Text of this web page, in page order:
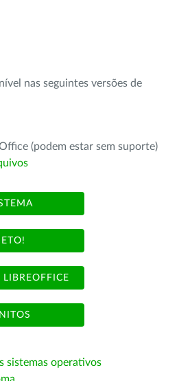
nas seguintes versões de
(podem estar sem suporte)
sistemas operativos